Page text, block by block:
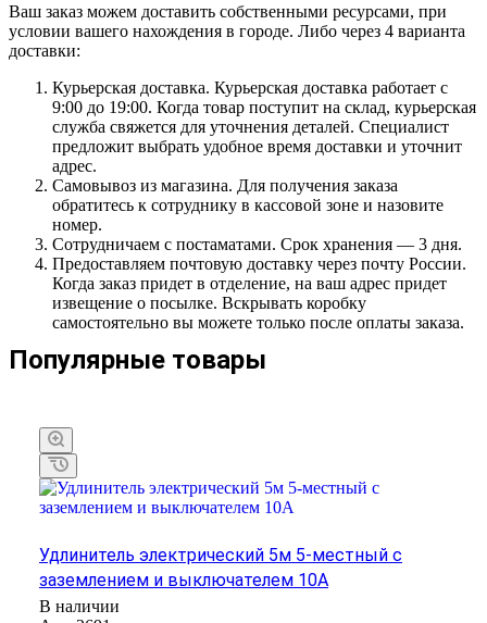
Ваш заказ можем доставить собственными ресурсами, при
условии вашего нахождения в городе. Либо через 4 варианта
доставки:
Курьерская доставка. Курьерская доставка работает с
9:00 до 19:00. Когда товар поступит на склад, курьерская
служба свяжется для уточнения деталей. Специалист
предложит выбрать удобное время доставки и уточнит
адрес.
Самовывоз из магазина. Для получения заказа
обратитесь к сотруднику в кассовой зоне и назовите
номер.
Сотрудничаем с постаматами. Срок хранения — 3 дня.
Предоставляем почтовую доставку через почту России.
Когда заказ придет в отделение, на ваш адрес придет
извещение о посылке. Вскрывать коробку
самостоятельно вы можете только после оплаты заказа.
Популярные товары
Удлинитель электрический 5м 5-местный с
заземлением и выключателем 10А
В наличии